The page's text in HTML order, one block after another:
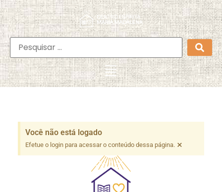
Você não está logado
Efetue o login para acessar o conteúdo dessa página. ×